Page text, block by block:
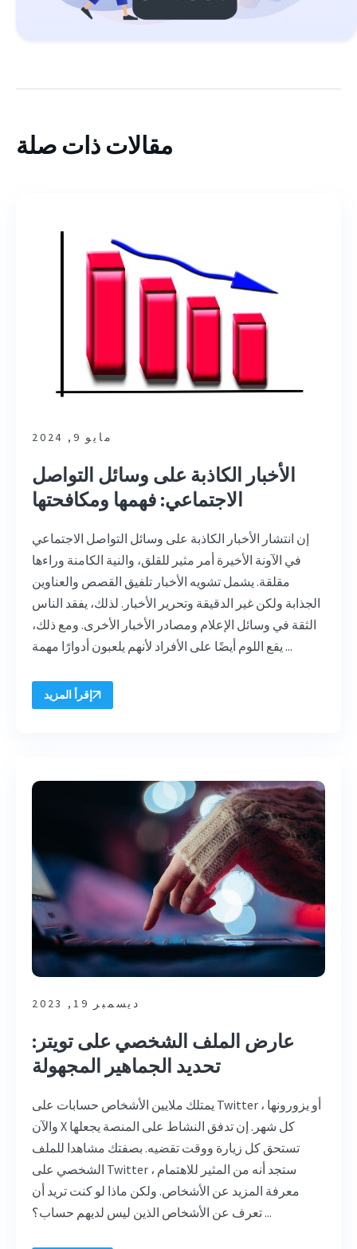
مقالات ذات صلة
مايو 9, 2024
الأخبار الكاذبة على وسائل التواصل
الاجتماعي: فهمها ومكافحتها
إن انتشار الأخبار الكاذبة على وسائل التواصل الاجتماعي
في الآونة الأخيرة أمر مثير للقلق، والنية الكامنة وراءها
مقلقة. يشمل تشويه الأخبار تلفيق القصص والعناوين
الجذابة ولكن غير الدقيقة وتحرير الأخبار. لذلك، يفقد الناس
الثقة في وسائل الإعلام ومصادر الأخبار الأخرى. ومع ذلك،
يقع اللوم أيضًا على الأفراد لأنهم يلعبون أدوارًا مهمة ...
إقرأ المزيد
ديسمبر 19, 2023
عارض الملف الشخصي على تويتر:
تحديد الجماهير المجهولة
يمتلك ملايين الأشخاص حسابات على Twitter أو يزورونها ،
والآن X كل شهر. إن تدفق النشاط على المنصة يجعلها
تستحق كل زيارة ووقت تقضيه. بصفتك مشاهدا للملف
الشخصي على Twitter ، ستجد أنه من المثير للاهتمام
معرفة المزيد عن الأشخاص. ولكن ماذا لو كنت تريد أن
تعرف عن الأشخاص الذين ليس لديهم حساب؟ ...